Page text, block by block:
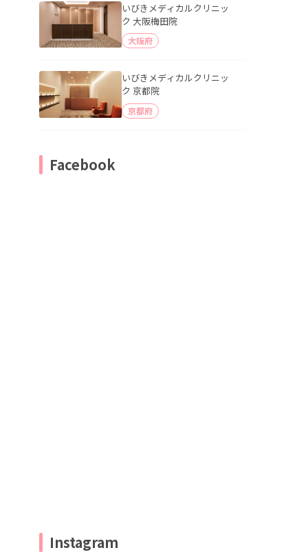
いびきメディカルクリニッ
ク 大阪梅田院
大阪府
いびきメディカルクリニッ
ク 京都院
京都府
Facebook
Instagram